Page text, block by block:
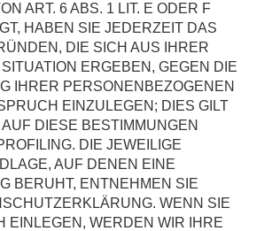
ART. 6 ABS. 1 LIT. E ODER F
HABEN SIE JEDERZEIT DAS
DIE SICH AUS IHRER
ERGEBEN, GEGEN DIE
IHRER PERSONENBEZOGENEN
EINZULEGEN; DIES GILT
DIESE BESTIMMUNGEN
DIE JEWEILIGE
AUF DENEN EINE
BERUHT, ENTNEHMEN SIE
WENN SIE
EINLEGEN, WERDEN WIR IHRE